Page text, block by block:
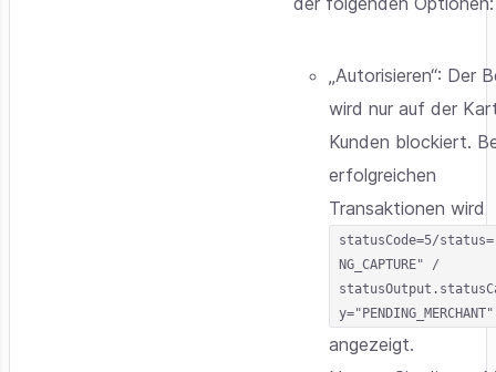
„Autorisieren“: Der
wird nur auf der
Kunden blockiert.
erfolgreichen
Transaktionen wird
statusCode=5/
NG_CAPTURE" /
y="PENDING_MERCHANT"
angezeigt.